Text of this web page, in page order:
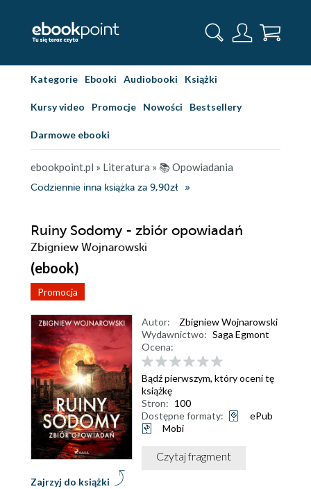
Kategorie Ebooki Audiobooki Książki
Kursy video Promocje Nowości Bestsellery
Darmowe ebooki
ebookpoint.pl » Literatura » 📚 Opowiadania
Codziennie inna książka za 9,90zł
Ruiny Sodomy - zbiór opowiadań
Zbigniew Wojnarowski
(ebook)
Promocja
Zajrzyj do książki
Autor:
Zbigniew Wojnarowski
Wydawnictwo: Saga Egmont
Ocena:
Bądź pierwszym, który oceni tę
książkę
Stron: 100
Dostępne formaty:
ePub
Mobi
Czytaj fragment